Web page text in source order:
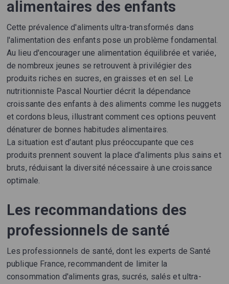
alimentaires des enfants
Cette prévalence d'aliments ultra-transformés dans
l'alimentation des enfants pose un problème fondamental.
Au lieu d'encourager une alimentation équilibrée et variée,
de nombreux jeunes se retrouvent à privilégier des
produits riches en sucres, en graisses et en sel. Le
nutritionniste Pascal Nourtier décrit la dépendance
croissante des enfants à des aliments comme les nuggets
et cordons bleus, illustrant comment ces options peuvent
dénaturer de bonnes habitudes alimentaires.
La situation est d’autant plus préoccupante que ces
produits prennent souvent la place d'aliments plus sains et
bruts, réduisant la diversité nécessaire à une croissance
optimale.
Les recommandations des
professionnels de santé
Les professionnels de santé, dont les experts de Santé
publique France, recommandent de limiter la
consommation d'aliments gras, sucrés, salés et ultra-